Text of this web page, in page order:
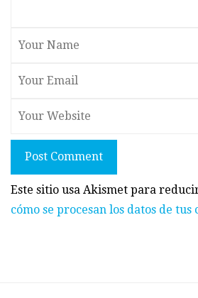
Post Comment
Este sitio usa Akismet para
cómo se procesan los datos de tus